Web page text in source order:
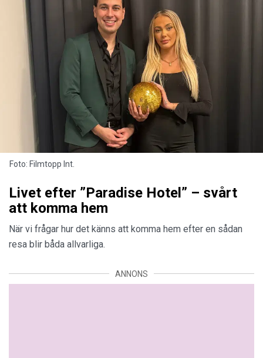
Foto: Filmtopp Int.
Livet efter ”Paradise Hotel” – svårt
att komma hem
När vi frågar hur det känns att komma hem efter en sådan
resa blir båda allvarliga.
ANNONS